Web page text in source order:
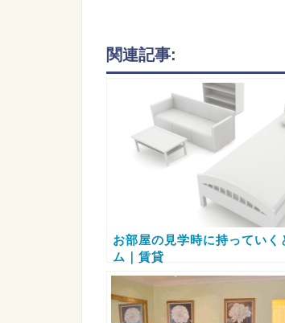
関連記事:
お部屋の見学時に持っていく
ム｜賃貸